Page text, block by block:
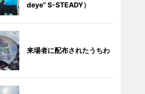
deye” S-STEADY）
来場者に配布されたうちわ